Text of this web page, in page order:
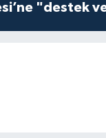
"destek ve